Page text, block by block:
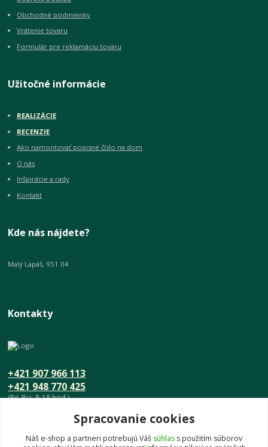
Obchodné podmienky
Vrátenie tovaru
Formulár pre reklamáciu tovaru
Užitočné informácie
REALIZÁCIE
RECENZIE
Ako namontovať popisné číslo na dom
O nás
Inšpirácie a rady
Kontakt
Kde nás nájdete?
Malý Lapáš, 951 04
Kontakty
+421 948 770 425
+421 907 966 113
(Po-Pia, 8-18 hod.)
info@umeniedomova.skSpracovanie cookies
Náš e-shop a partneri potrebujú Váš súhlas s použitím súborov